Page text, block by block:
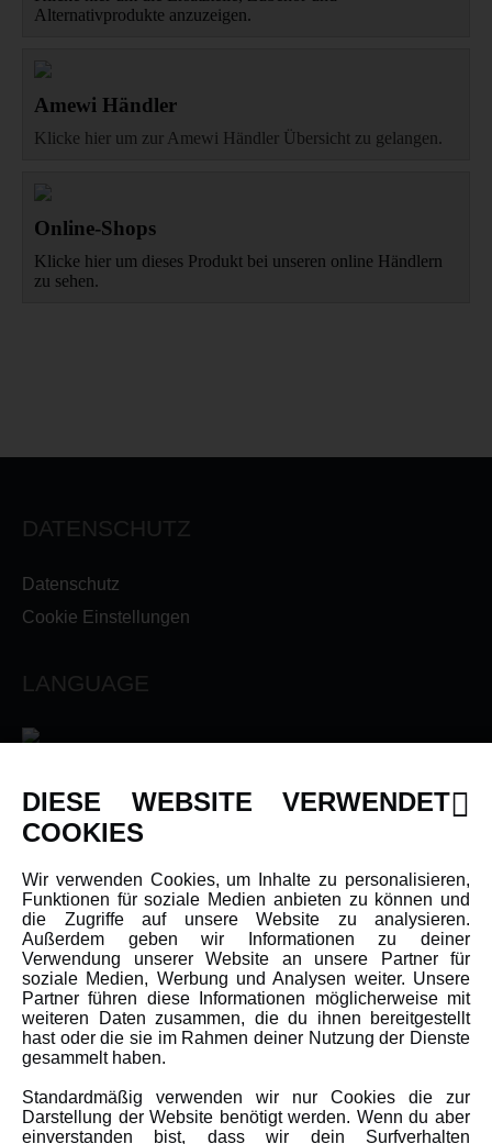
Alternativprodukte anzuzeigen.
Amewi Händler
Klicke hier um zur Amewi Händler Übersicht zu gelangen.
Online-Shops
Klicke hier um dieses Produkt bei unseren online Händlern
zu sehen.
DATENSCHUTZ
Datenschutz
Cookie Einstellungen
LANGUAGE
INFORMATIONEN
Newsletter
Über uns
Karriere
Amewi Kataloge
MEHR VON AMEWI
AMXRacing - Qualitäts RC-Zubehör
Amewi Construction - Nutzfahrzeuge
DIESE WEBSITE VERWENDET
COOKIES
Wir verwenden Cookies, um Inhalte zu personalisieren,
Funktionen für soziale Medien anbieten zu können und
die Zugriffe auf unsere Website zu analysieren.
Außerdem geben wir Informationen zu deiner
Verwendung unserer Website an unsere Partner für
soziale Medien, Werbung und Analysen weiter. Unsere
Partner führen diese Informationen möglicherweise mit
weiteren Daten zusammen, die du ihnen bereitgestellt
hast oder die sie im Rahmen deiner Nutzung der Dienste
gesammelt haben.
Standardmäßig verwenden wir nur Cookies die zur
Darstellung der Website benötigt werden. Wenn du aber
einverstanden bist, dass wir dein Surfverhalten